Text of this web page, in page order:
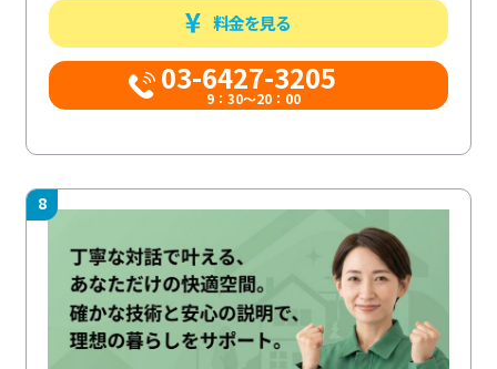
料金を見る
03-6427-3205
9：30～20：00
8